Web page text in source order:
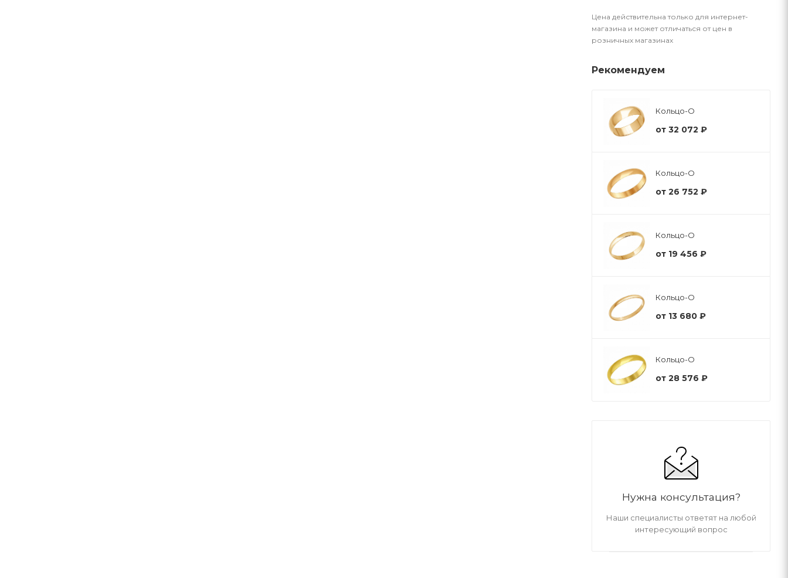
Цена действительна только для интернет-
магазина и может отличаться от цен в
розничных магазинах
Рекомендуем
Кольцо-О
от 32 072 ₽
Кольцо-О
от 26 752 ₽
Кольцо-О
от 19 456 ₽
Кольцо-О
от 13 680 ₽
Кольцо-О
от 28 576 ₽
Нужна консультация?
Наши специалисты ответят на любой
интересующий вопрос